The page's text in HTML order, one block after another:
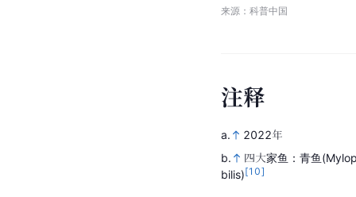
来源：科普中国
注释
a.
2022年
b.
四大家鱼：青鱼
bilis)[10]